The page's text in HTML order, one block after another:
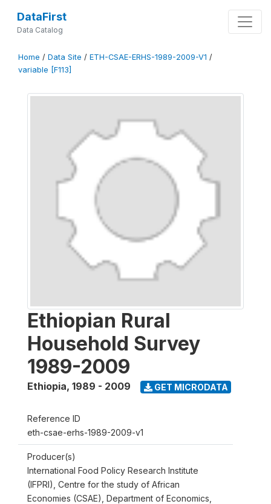
DataFirst
Data Catalog
Home / Data Site / ETH-CSAE-ERHS-1989-2009-V1 /
variable [F113]
Ethiopian Rural
Household Survey
1989-2009
Ethiopia, 1989 - 2009 GET MICRODATA
Reference ID
eth-csae-erhs-1989-2009-v1
Producer(s)
International Food Policy Research Institute
(IFPRI), Centre for the study of African
Economies (CSAE), Department of Economics,